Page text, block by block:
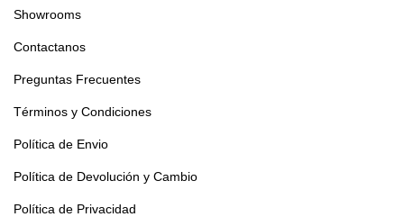
Showrooms
Contactanos
Preguntas Frecuentes
Términos y Condiciones
Política de Envio
Política de Devolución y Cambio
Política de Privacidad